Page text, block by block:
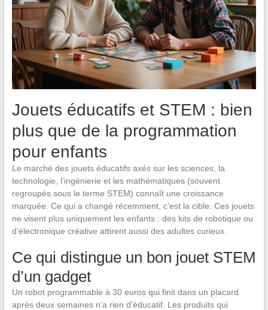
Jouets éducatifs et STEM : bien
plus que de la programmation
pour enfants
Le marché des jouets éducatifs axés sur les sciences, la
technologie, l’ingénierie et les mathématiques (souvent
regroupés sous le terme STEM) connaît une croissance
marquée. Ce qui a changé récemment, c’est la cible. Ces jouets
ne visent plus uniquement les enfants : des kits de robotique ou
d’électronique créative attirent aussi des adultes curieux.
Ce qui distingue un bon jouet STEM
d’un gadget
Un robot programmable à 30 euros qui finit dans un placard
après deux semaines n’a rien d’éducatif. Les produits qui